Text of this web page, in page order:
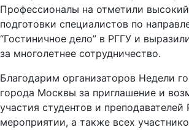
Профессионалы на отметили
подготовки специалистов по
“Гостиничное дело” в РГГУ и
за многолетнее сотрудничество.
Благодарим организаторов Недели
города Москвы за приглашение и
участия студентов и преподавателей
мероприятии, а также всех